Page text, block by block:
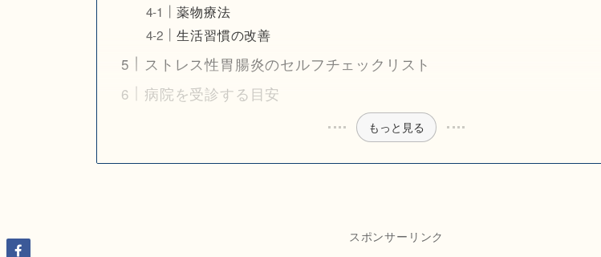
薬物療法
生活習慣の改善
ストレス性胃腸炎のセルフチェックリスト
病院を受診する目安
もっと見る
スポンサーリンク